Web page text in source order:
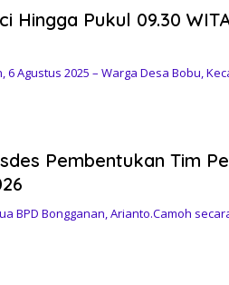
Hingga Pukul 09.30
6 Agustus 2025 – Warga Desa Bobu,
Pembentukan Tim
BPD Bongganan, Arianto.Camoh